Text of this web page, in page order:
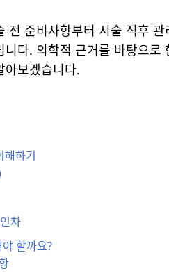
전 준비사항부터 시술 직후
다. 의학적 근거를 바탕으
아보겠습니다.
해하기
차
할까요?